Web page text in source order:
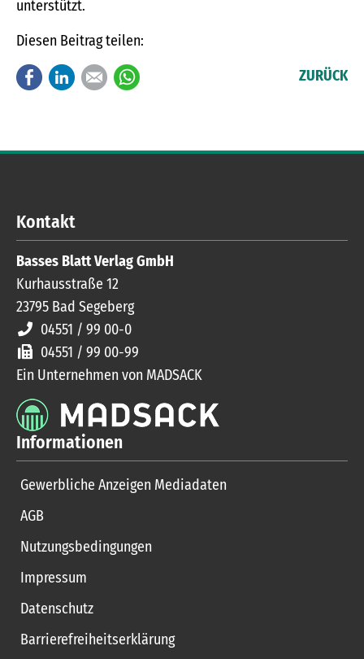
unterstützt.
Diesen Beitrag teilen:
FacebookLinkedInE-mail ZURÜCK
Kontakt
Basses Blatt Verlag GmbH
Kurhausstraße 12
23795 Bad Segeberg
04551 / 99 00-0
04551 / 99 00-99
Ein Unternehmen von MADSACK
Informationen
Gewerbliche Anzeigen Mediadaten
AGB
Nutzungsbedingungen
Impressum
Datenschutz
Barrierefreiheitserklärung